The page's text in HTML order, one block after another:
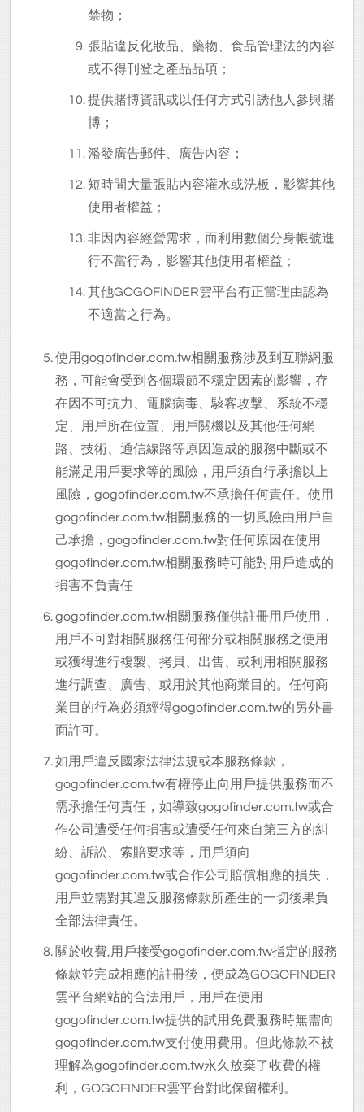
禁物；
張貼違反化妝品、藥物、食品管理法的內容
或不得刊登之產品品項；
提供賭博資訊或以任何方式引誘他人參與賭
博；
濫發廣告郵件、廣告內容；
短時間大量張貼內容灌水或洗板，影響其他
使用者權益；
非因內容經營需求，而利用數個分身帳號進
行不當行為，影響其他使用者權益；
其他GOGOFINDER雲平台有正當理由認為
不適當之行為。
使用gogofinder.com.tw相關服務涉及到互聯網服
務，可能會受到各個環節不穩定因素的影響，存
在因不可抗力、電腦病毒、駭客攻擊、系統不穩
定、用戶所在位置、用戶關機以及其他任何網
路、技術、通信線路等原因造成的服務中斷或不
能滿足用戶要求等的風險，用戶須自行承擔以上
風險，gogofinder.com.tw不承擔任何責任。使用
gogofinder.com.tw相關服務的一切風險由用戶自
己承擔，gogofinder.com.tw對任何原因在使用
gogofinder.com.tw相關服務時可能對用戶造成的
損害不負責任
gogofinder.com.tw相關服務僅供註冊用戶使用，
用戶不可對相關服務任何部分或相關服務之使用
或獲得進行複製、拷貝、出售、或利用相關服務
進行調查、廣告、或用於其他商業目的。任何商
業目的行為必須經得gogofinder.com.tw的另外書
面許可。
如用戶違反國家法律法規或本服務條款，
gogofinder.com.tw有權停止向用戶提供服務而不
需承擔任何責任，如導致gogofinder.com.tw或合
作公司遭受任何損害或遭受任何來自第三方的糾
紛、訴訟、索賠要求等，用戶須向
gogofinder.com.tw或合作公司賠償相應的損失，
用戶並需對其違反服務條款所產生的一切後果負
全部法律責任。
關於收費,用戶接受gogofinder.com.tw指定的服務
條款並完成相應的註冊後，便成為GOGOFINDER
雲平台網站的合法用戶，用戶在使用
gogofinder.com.tw提供的試用免費服務時無需向
gogofinder.com.tw支付使用費用。但此條款不被
理解為gogofinder.com.tw永久放棄了收費的權
利，GOGOFINDER雲平台對此保留權利。